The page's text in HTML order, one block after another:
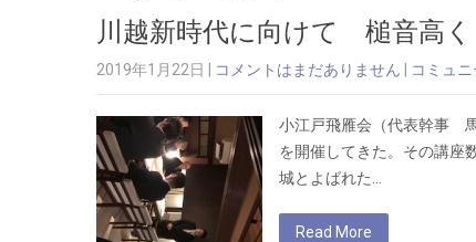
川越新時代に向けて 槌音高
2019年1月22日 コメントはまだありません コミュニ
小江戸飛雁会（代表幹事
を開催してきた。その講座
城とよばれた…
Read More